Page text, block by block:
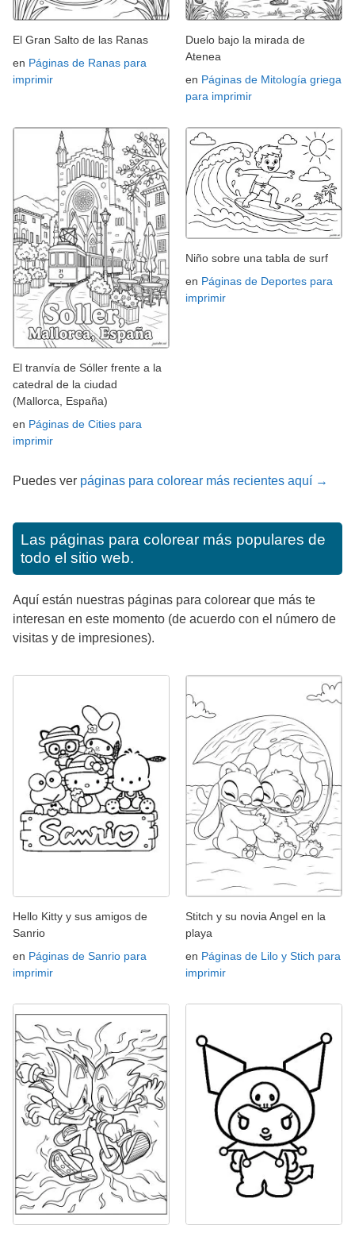
El Gran Salto de las Ranas
en Páginas de Ranas para
imprimir
Duelo bajo la mirada de
Atenea
en Páginas de Mitología griega
para imprimir
El tranvía de Sóller frente a la
catedral de la ciudad
(Mallorca, España)
en Páginas de Cities para
imprimir
Niño sobre una tabla de surf
en Páginas de Deportes para
imprimir
Puedes ver páginas para colorear más recientes aquí →
Las páginas para colorear más populares de
todo el sitio web.
Aquí están nuestras páginas para colorear que más te
interesan en este momento (de acuerdo con el número de
visitas y de impresiones).
Hello Kitty y sus amigos de
Sanrio
en Páginas de Sanrio para
imprimir
Stitch y su novia Angel en la
playa
en Páginas de Lilo y Stich para
imprimir